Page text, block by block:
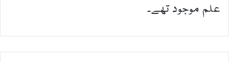
علم موجود تھے۔